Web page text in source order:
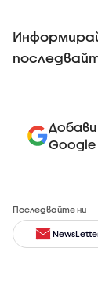
Добави
Google
Последвайте ни